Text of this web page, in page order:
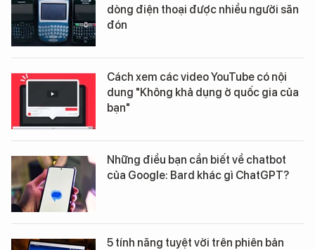
dòng điện thoại được nhiều người săn
đón
Cách xem các video YouTube có nội
dung "Không khả dụng ở quốc gia của
bạn"
Những điều bạn cần biết về chatbot
của Google: Bard khác gì ChatGPT?
5 tính năng tuyệt vời trên phiên bản